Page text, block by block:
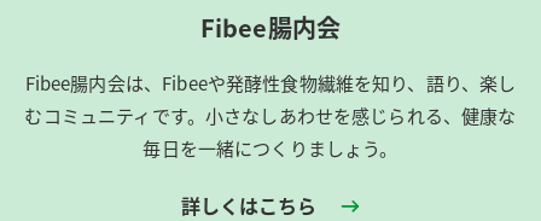
Fibee腸内会
Fibee腸内会は、​Fibeeや発酵性食物繊維を知り、語り、楽し
むコミュニティです。​小さなしあわせを感じられる、健康な
毎日を一緒につくりましょう。
詳しくはこちら